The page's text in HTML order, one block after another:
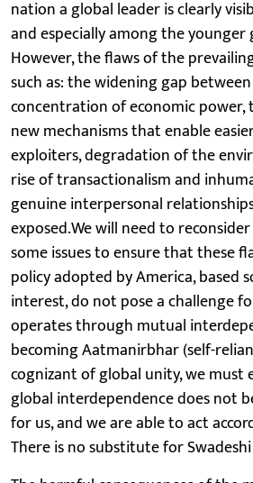
nation a global leader is clearly
and especially among the
However, the flaws of the
such as: the widening gap
concentration of economic
new mechanisms that enable
exploiters, degradation of the
rise of transactionalism and
genuine interpersonal
exposed.We will need to
some issues to ensure that these
policy adopted by America, based
interest, do not pose a challenge
operates through mutual
becoming Aatmanirbhar (self-
cognizant of global unity, we must
global interdependence does not
for us, and we are able to act
There is no substitute for